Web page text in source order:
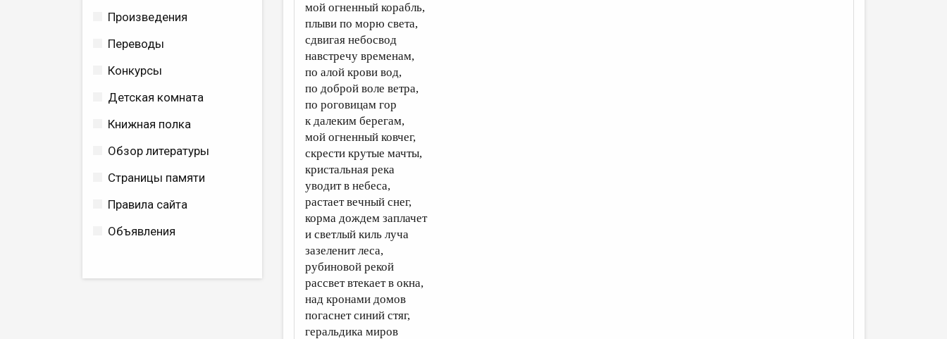
Произведения
Переводы
Конкурсы
Детская комната
Книжная полка
Обзор литературы
Страницы памяти
Правила сайта
Объявления
мой огненный корабль,
плыви по морю света,
сдвигая небосвод
навстречу временам,
по алой крови вод,
по доброй воле ветра,
по роговицам гор
к далеким берегам,
мой огненный ковчег,
скрести крутые мачты,
кристальная река
уводит в небеса,
растает вечный снег,
корма дождем заплачет
и светлый киль луча
зазеленит леса,
рубиновой рекой
рассвет втекает в окна,
над кронами домов
погаснет синий стяг,
геральдика миров